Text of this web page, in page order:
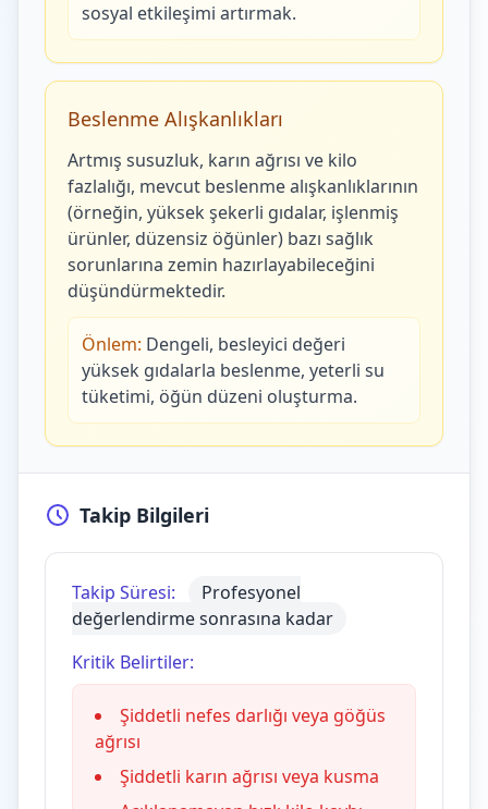
sosyal etkileşimi artırmak.
Beslenme Alışkanlıkları
Artmış susuzluk, karın ağrısı ve kilo
fazlalığı, mevcut beslenme alışkanlıklarının
(örneğin, yüksek şekerli gıdalar, işlenmiş
ürünler, düzensiz öğünler) bazı sağlık
sorunlarına zemin hazırlayabileceğini
düşündürmektedir.
Önlem: Dengeli, besleyici değeri
yüksek gıdalarla beslenme, yeterli su
tüketimi, öğün düzeni oluşturma.
Takip Bilgileri
Takip Süresi:
Profesyonel
değerlendirme sonrasına kadar
Kritik Belirtiler:
Şiddetli nefes darlığı veya göğüs
ağrısı
Şiddetli karın ağrısı veya kusma